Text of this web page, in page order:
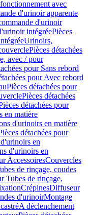
avec
d'urinoir apparente
d'urinoir
intégréePièces
Urinoirs,
Pièces détachées
avec / pour
pour Sans rebord
pour Avec rebord
Pièces détachées pour
Pièces détachées
détachées pour
en matière
d'urinoirs en matière
détachées pour
en
d'urinoirs en
AccessoiresCouvercles
de rinçage, coudes
Tubes de rinçage,
CrépinesDiffuseur
d'urinoirMontage
A déclenchement